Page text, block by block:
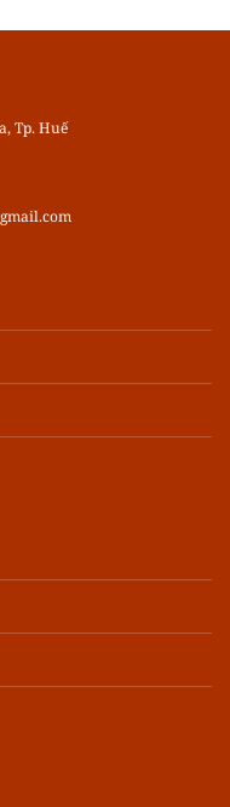
Tp. Huế